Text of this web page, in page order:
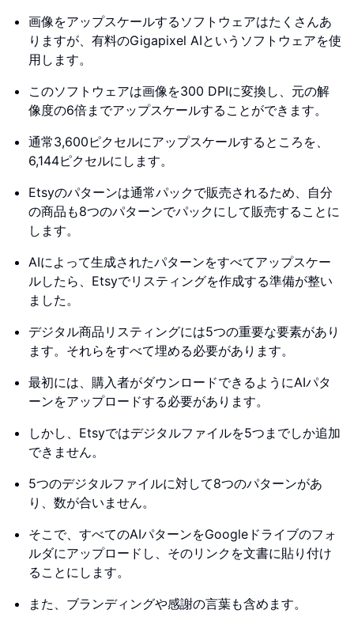
画像をアップスケールするソフトウェアはたくさんあ
りますが、有料のGigapixel AIというソフトウェアを使
用します。
このソフトウェアは画像を300 DPIに変換し、元の解
像度の6倍までアップスケールすることができます。
通常3,600ピクセルにアップスケールするところを、
6,144ピクセルにします。
Etsyのパターンは通常パックで販売されるため、自分
の商品も8つのパターンでパックにして販売することに
します。
AIによって生成されたパターンをすべてアップスケー
ルしたら、Etsyでリスティングを作成する準備が整い
ました。
デジタル商品リスティングには5つの重要な要素があり
ます。それらをすべて埋める必要があります。
最初には、購入者がダウンロードできるようにAIパタ
ーンをアップロードする必要があります。
しかし、Etsyではデジタルファイルを5つまでしか追加
できません。
5つのデジタルファイルに対して8つのパターンがあ
り、数が合いません。
そこで、すべてのAIパターンをGoogleドライブのフォ
ルダにアップロードし、そのリンクを文書に貼り付け
ることにします。
また、ブランディングや感謝の言葉も含めます。